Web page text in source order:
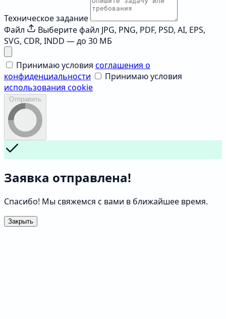
Техническое задание
Файл
Выберите файл JPG, PNG, PDF, PSD, AI, EPS,
SVG, CDR, INDD — до 30 МБ
Принимаю условия соглашения о
конфиденциальности
Принимаю условия
использования cookie
Отправить
Заявка отправлена!
Спасибо! Мы свяжемся с вами в ближайшее время.
Закрыть